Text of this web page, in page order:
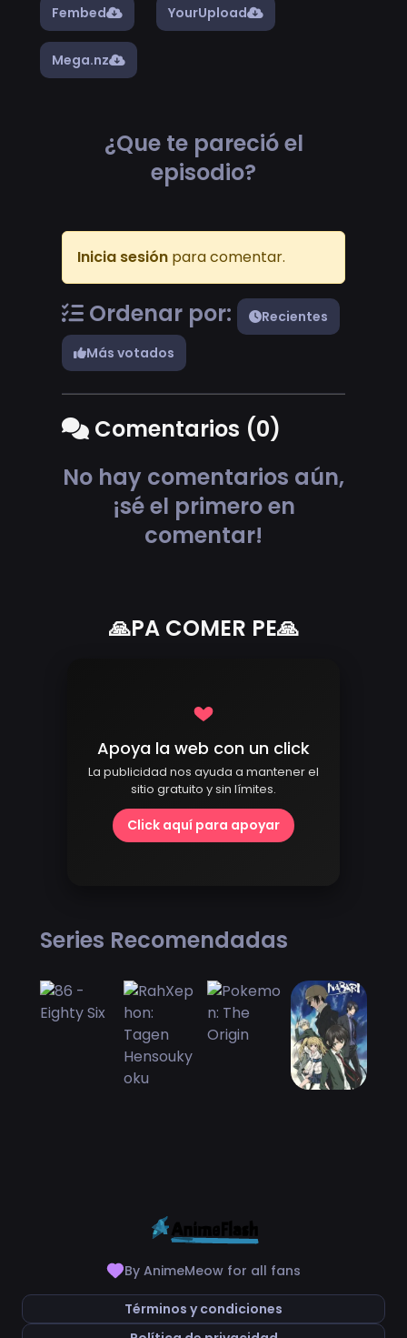
Fembed YourUpload
Mega.nz
¿Que te pareció el
episodio?
Inicia sesión para comentar.
Ordenar por:
Recientes
Más votados
Comentarios (0)
No hay comentarios aún,
¡sé el primero en
comentar!
🙏PA COMER PE🙏
Apoya la web con un click
La publicidad nos ayuda a mantener el
sitio gratuito y sin límites.
Click aquí para apoyar
Series Recomendadas
By AnimeMeow for all fans
Términos y condiciones